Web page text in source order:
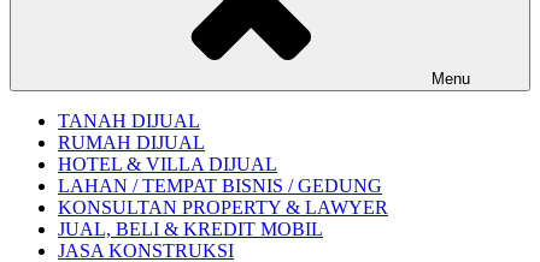
Menu
TANAH DIJUAL
RUMAH DIJUAL
HOTEL & VILLA DIJUAL
LAHAN / TEMPAT BISNIS / GEDUNG
KONSULTAN PROPERTY & LAWYER
JUAL, BELI & KREDIT MOBIL
JASA KONSTRUKSI